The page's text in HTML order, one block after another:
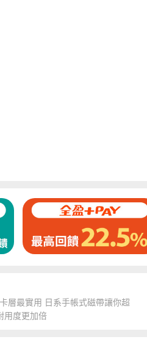
層最實用 日系手帳式磁帶讓你超
用度更加倍